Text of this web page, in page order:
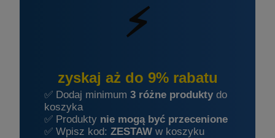
⚡
zyskaj aż do 9% rabatu
✅ Dodaj minimum 3 różne produkty do
koszyka
✅ Produkty nie mogą być przecenione
✅ Wpisz kod: ZESTAW w koszyku